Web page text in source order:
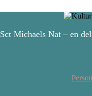
Sct Michaels Nat – en